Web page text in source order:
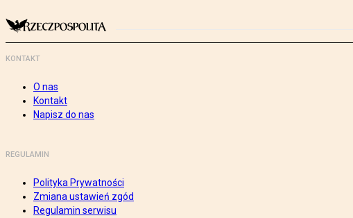
KONTAKT
O nas
Kontakt
Napisz do nas
REGULAMIN
Polityka Prywatności
Zmiana ustawień zgód
Regulamin serwisu